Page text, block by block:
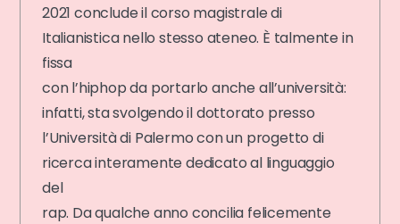
2021 conclude il corso magistrale di
Italianistica nello stesso ateneo. È talmente in
fissa
con l’hiphop da portarlo anche all’università:
infatti, sta svolgendo il dottorato presso
l’Università di Palermo con un progetto di
ricerca interamente dedicato al linguaggio
del
rap. Da qualche anno concilia felicemente